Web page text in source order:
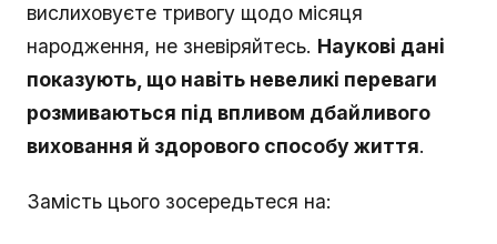
вислиховуєте тривогу щодо місяця
народження, не зневіряйтесь. Наукові дані
показують, що навіть невеликі переваги
розмиваються під впливом дбайливого
виховання й здорового способу життя.
Замість цього зосередьтеся на: